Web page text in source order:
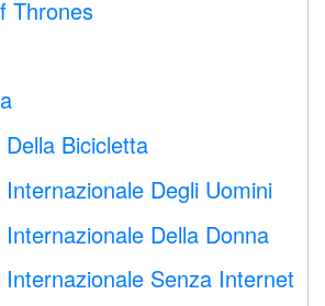
Thrones
Bicicletta
Degli Uomini
Della Donna
Senza Internet